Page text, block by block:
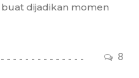
8
buat dijadikan momen